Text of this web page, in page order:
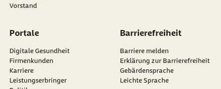
Vorstand
Portale
Digitale Gesundheit
Firmenkunden
Karriere
Leistungserbringer
Barrierefreiheit
Barriere melden
Erklärung zur Barrierefreiheit
Gebärdensprache
Leichte Sprache